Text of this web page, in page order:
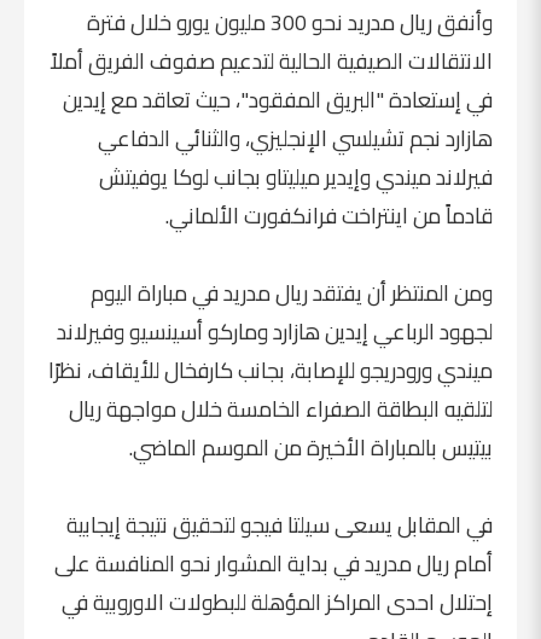
وأنفق ريال مدريد نحو 300 مليون يورو خلال فترة
الانتقالات الصيفية الحالية لتدعيم صفوف الفريق أملاً
في إستعادة "البريق المفقود"، حيث تعاقد مع إيدين
هازارد نجم تشيلسي الإنجليزي، والثنائي الدفاعي
فيرلاند ميندي وإيدير ميليتاو بجانب لوكا يوفيتش
قادماً من اينتراخت فرانكفورت الألماني.
ومن المنتظر أن يفتقد ريال مدريد في مباراة اليوم
لجهود الرباعي إيدين هازارد وماركو أسينسيو وفيرلاند
ميندي ورودريجو للإصابة، بجانب كارفخال للأيقاف، نظرًا
لتلقيه البطاقة الصفراء الخامسة خلال مواجهة ريال
بيتيس بالمباراة الأخيرة من الموسم الماضي.
في المقابل يسعى سيلتا فيجو لتحقيق نتيجة إيجابية
أمام ريال مدريد في بداية المشوار نحو المنافسة على
إحتلال احدى المراكز المؤهلة للبطولات الاوروبية في